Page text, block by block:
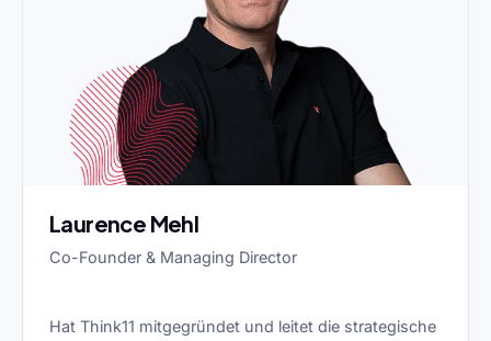
Laurence Mehl
Co-Founder & Managing Director
Hat Think11 mitgegründet und leitet die strategische